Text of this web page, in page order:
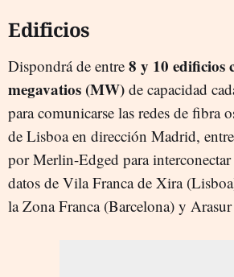
Edificios
Dispondrá de entre 8 y 10 edificios
megavatios (MW) de capacidad
para comunicarse las redes de fibra
de Lisboa en dirección Madrid,
por Merlin-Edged para interconectar
datos de Vila Franca de Xira
la Zona Franca (Barcelona) y